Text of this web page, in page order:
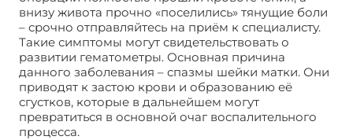
внизу живота прочно «поселились» тянущие боли
– срочно отправляйтесь на приём к специалисту.
Такие симптомы могут свидетельствовать о
развитии гематометры. Основная причина
данного заболевания – спазмы шейки матки. Они
приводят к застою крови и образованию её
сгустков, которые в дальнейшем могут
превратиться в основной очаг воспалительного
процесса.